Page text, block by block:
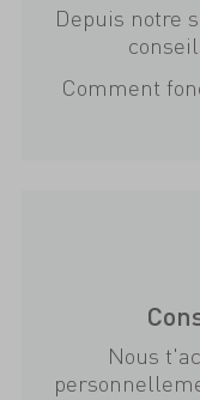
Depuis notre
Comment
Nous